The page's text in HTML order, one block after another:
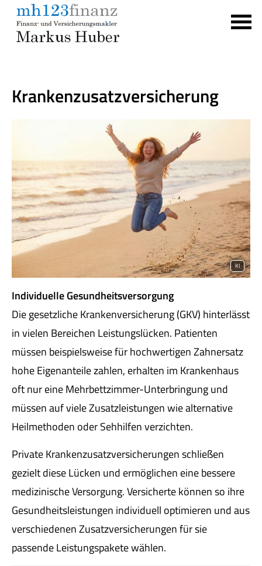
Kranken­zusatz­ver­si­che­rung
KI
Individuelle Gesundheitsversorgung
Die gesetzliche Kranken­ver­si­che­rung (GKV) hinterlässt
in vielen Bereichen Leistungslücken. Patienten
müssen beispielsweise für hochwertigen Zahnersatz
hohe Eigenanteile zahlen, erhalten im Krankenhaus
oft nur eine Mehrbettzimmer-Unterbringung und
müssen auf viele Zusatzleistungen wie alternative
Heilmethoden oder Sehhilfen verzichten.
Private Kranken­zusatz­ver­si­che­rungen schließen
gezielt diese Lücken und ermöglichen eine bessere
medizinische Versorgung. Versicherte können so ihre
Gesundheitsleistungen individuell optimieren und aus
verschiedenen Zusatzversicherungen für sie
passende Leistungspakete wählen.